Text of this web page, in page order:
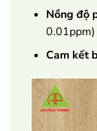
Nồng độ
0.01ppm)
Cam kết